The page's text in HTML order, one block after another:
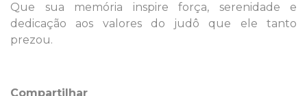
Que sua memória inspire força, serenidade e
dedicação aos valores do judô que ele tanto
prezou.
Compartilhar